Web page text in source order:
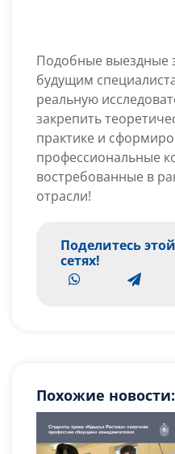
Подобные выездные
будущим
реальную
закрепить
практике и
профессиональные
востребованные в
отрасли!
Поделитесь
сетях!
Похожие новости: